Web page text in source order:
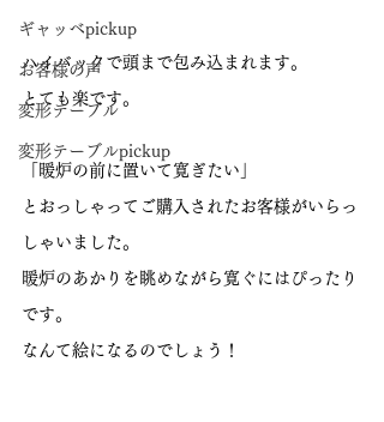
ギャッベpickup
お客様の声
変形テーブル
変形テーブルpickup
ハイバックで頭まで包み込まれます。
とても楽です。
「暖炉の前に置いて寛ぎたい」
とおっしゃってご購入されたお客様がいらっ
しゃいました。
暖炉のあかりを眺めながら寛ぐにはぴったり
です。
なんて絵になるのでしょう！